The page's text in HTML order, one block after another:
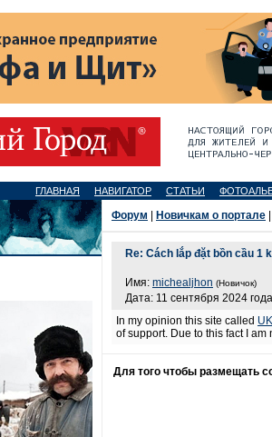
ГЛАВНАЯ НАВИГАТОР СТАТЬИ
Форум Новичкам о портале
Re: Cách lắp đặt bồn cầu 1
Имя: michealjhon (Новичок)
Дата: 11 сентября 2024
In my opinion this site called
of support. Due to this fact I am
Для того чтобы размещать